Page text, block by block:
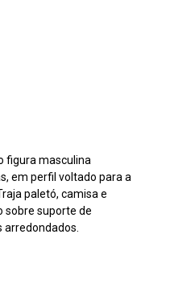
figura masculina
em perfil voltado para a
paletó, camisa e
sobre suporte de